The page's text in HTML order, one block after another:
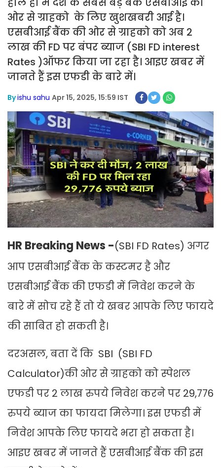
ओर से ग्राहको के लिए खुशखबरी आई है।
एसबीआई बैंक की ओर से ग्राहको को अब 2
लाख की FD पर बंपर ब्याज (SBI FD interest
Rates )ऑफर किया जा रहा है। आइए खबर में
जानते हैं इस एफडी के बारे में।
Byishu sahu Apr 15, 2025, 15:59 IST
HR Breaking News -(SBI FD Rates) अगर
आप एसबीआई बैंक के कस्टमर है और
एसबीआई बैंक की एफडी में निवेश करने के
बारे में सोच रहे हैं तो ये खबर आपके लिए फायदे
की साबित हो सकती है।
दरअसल, बता दें कि SBI (SBI FD
Calculator)की ओर से ग्राहको को स्पेशल
एफडी पर 2 लाख रुपये निवेश करने पर 29,776
रुपये ब्याज का फायदा मिलेगा। इस एफडी में
निवेश आपके लिए फायदे भरा हो सकता है।
आइए खबर में जानते हैं एसबीआई बैंक की इस